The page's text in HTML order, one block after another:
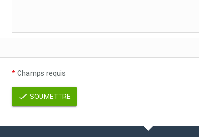
* Champs requis
SOUMETTRE